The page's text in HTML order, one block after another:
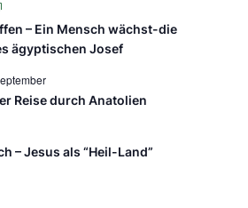
– Ein Mensch wächst-die
ägyptischen Josef
Reise durch Anatolien
– Jesus als “Heil-Land”